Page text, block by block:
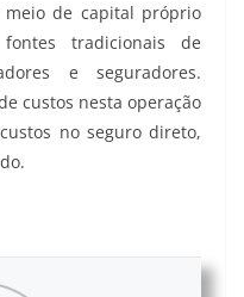
de capital próprio
tradicionais de
e seguradores.
custos nesta operação
no seguro direto,